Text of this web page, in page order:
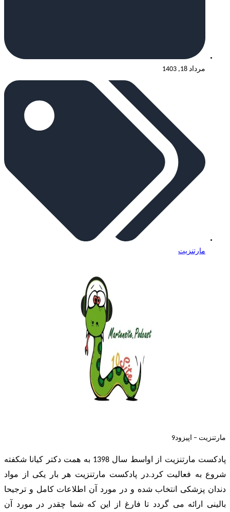
مرداد 18, 1403
مارتنزیت
مارتنزیت – اپیزود9
پادکست مارتنزیت از اواسط سال 1398 به همت دکتر کیانا شکفته
شروع به فعالیت کرد.در پادکست مارتنزیت هر بار یکی از مواد
دندان پزشکی انتخاب شده و در مورد آن اطلاعات کامل و ترجیحا
بالینی ارائه می گردد تا فارغ از این که شما چقدر در مورد آن